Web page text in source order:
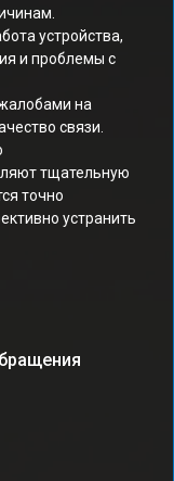
устройства,
и проблемы с
на
связи.
тщательную
точно
устранить